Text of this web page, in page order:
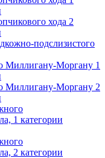
хода 2
подслизистого
Миллигану-Моргану 1
Миллигану-Моргану 2
1 категории
2 категории